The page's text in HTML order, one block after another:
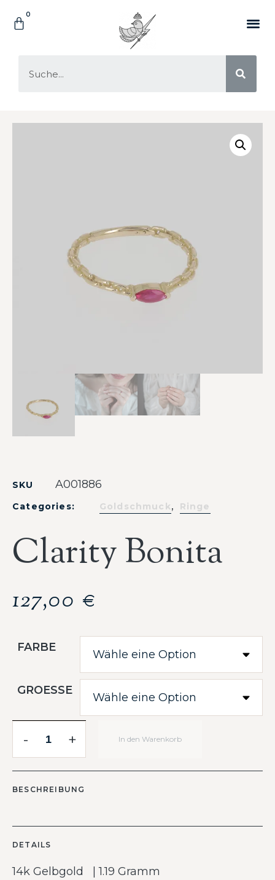
SKU A001886
Categories: Goldschmuck, Ringe
Clarity Bonita
127,00 €
FARBE
GROESSE
- + In den Warenkorb
BESCHREIBUNG
DETAILS
14k Gelbgold | 1.19 Gramm